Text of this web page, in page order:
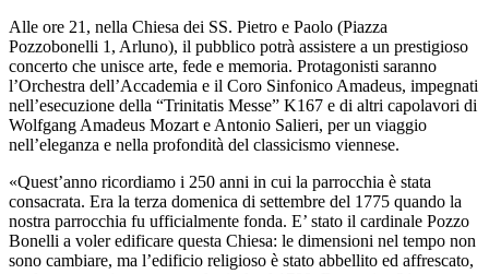
Alle ore 21, nella Chiesa dei SS. Pietro e Paolo (Piazza
Pozzobonelli 1, Arluno), il pubblico potrà assistere a un prestigioso
concerto che unisce arte, fede e memoria. Protagonisti saranno
l’Orchestra dell’Accademia e il Coro Sinfonico Amadeus, impegnati
nell’esecuzione della “Trinitatis Messe” K167 e di altri capolavori di
Wolfgang Amadeus Mozart e Antonio Salieri, per un viaggio
nell’eleganza e nella profondità del classicismo viennese.
«Quest’anno ricordiamo i 250 anni in cui la parrocchia è stata
consacrata. Era la terza domenica di settembre del 1775 quando la
nostra parrocchia fu ufficialmente fonda. E’ stato il cardinale Pozzo
Bonelli a voler edificare questa Chiesa: le dimensioni nel tempo non
sono cambiare, ma l’edificio religioso è stato abbellito ed affrescato,